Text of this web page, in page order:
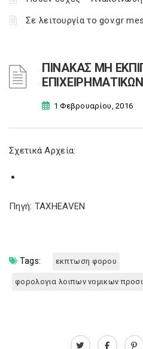
Σε λειτουργία το gov.gr
ΠΙΝΑΚΑΣ ΜΗ
1 Φεβρουαρίου, 2016
Σχετικά Αρχεία:
Πηγή: TAXHEAVEN
Tags: εκπτωση φορου
φορολογια λοιπων νομικων